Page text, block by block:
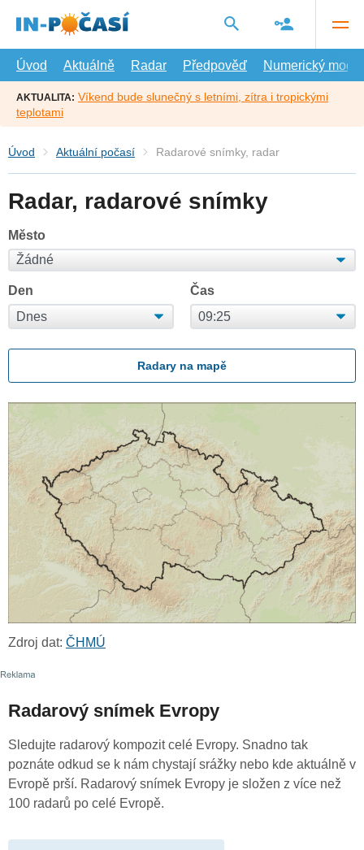
hlavní
Úvod
Aktuálně Radar Předpověď Numerický model
AKTUALITA: Víkend bude slunečný s letními, zítra i tropickými
teplotami
Úvod Aktuální počasí Radarové snímky, radar
Radar, radarové snímky
Město
Den Čas
Radary na mapě
Zdroj dat: ČHMÚ
Radarový snímek Evropy
Sledujte radarový kompozit celé Evropy. Snadno tak
poznáte odkud se k nám chystají srážky nebo kde aktuálně v
Evropě prší. Radarový snímek Evropy je složen z více než
100 radarů po celé Evropě.